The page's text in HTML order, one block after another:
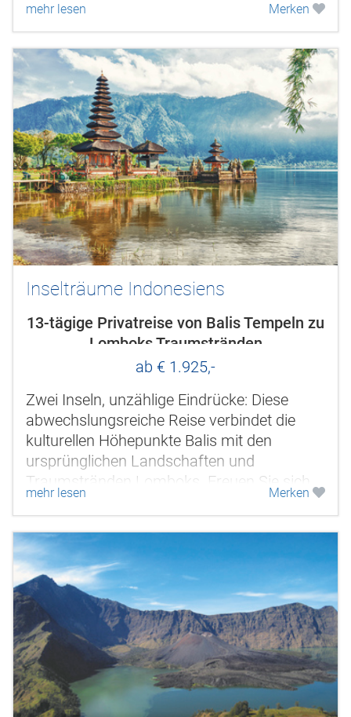
erwartet Sie eine außergewöhnliche...
mehr lesen Merken
Inselträume Indonesiens
13-tägige Privatreise von Balis Tempeln zu
Lomboks Traumstränden
ab € 1.925,-
Zwei Inseln, unzählige Eindrücke: Diese
abwechslungsreiche Reise verbindet die
kulturellen Höhepunkte Balis mit den
ursprünglichen Landschaften und
Traumstränden Lomboks. Freuen Sie sich
auf kunstvolle Tempelanlagen,
smaragdgrüne...
mehr lesen Merken